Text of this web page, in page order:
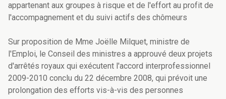
appartenant aux groupes à risque et de l'effort au profit de
l'accompagnement et du suivi actifs des chômeurs
Sur proposition de Mme Joëlle Milquet, ministre de
l'Emploi, le Conseil des ministres a approuvé deux projets
d'arrêtés royaux qui exécutent l'accord interprofessionnel
2009-2010 conclu du 22 décembre 2008, qui prévoit une
prolongation des efforts vis-à-vis des personnes